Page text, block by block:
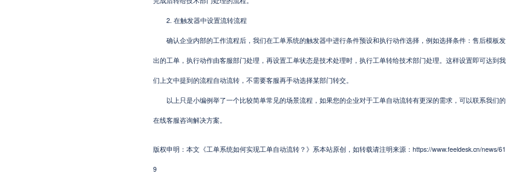
2. 在触发器中设置流转流程
确认企业内部的工作流程后，我们在工单系统的触发器中进行条件预设和执行动作选择，例如选择条件：售后模板发
出的工单，执行动作由客服部门处理，再设置工单状态是技术处理时，执行工单转给技术部门处理。这样设置即可达到我
们上文中提到的流程自动流转，不需要客服再手动选择某部门转交。
以上只是小编例举了一个比较简单常见的场景流程，如果您的企业对于工单自动流转有更深的需求，可以联系我们的
在线客服咨询解决方案。
版权申明：本文《工单系统如何实现工单自动流转？》系本站原创，如转载请注明来源：https://www.feeldesk.cn/news/61
9